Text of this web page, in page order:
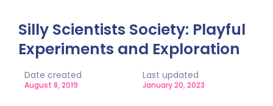
Silly Scientists Society: Playful
Experiments and Exploration
Date created
August 8, 2019
Last updated
January 20, 2023